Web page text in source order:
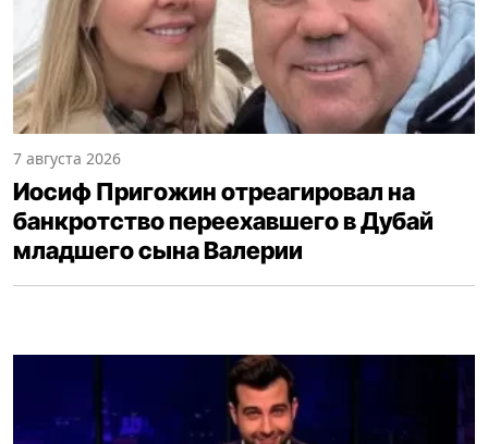
7 августа 2026
Иосиф Пригожин отреагировал на
банкротство переехавшего в Дубай
младшего сына Валерии